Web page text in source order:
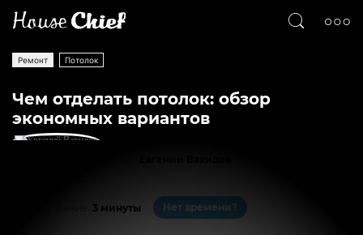
Ремонт Потолок
Чем отделать потолок: обзор
экономных вариантов
3 минуты Нет времени?